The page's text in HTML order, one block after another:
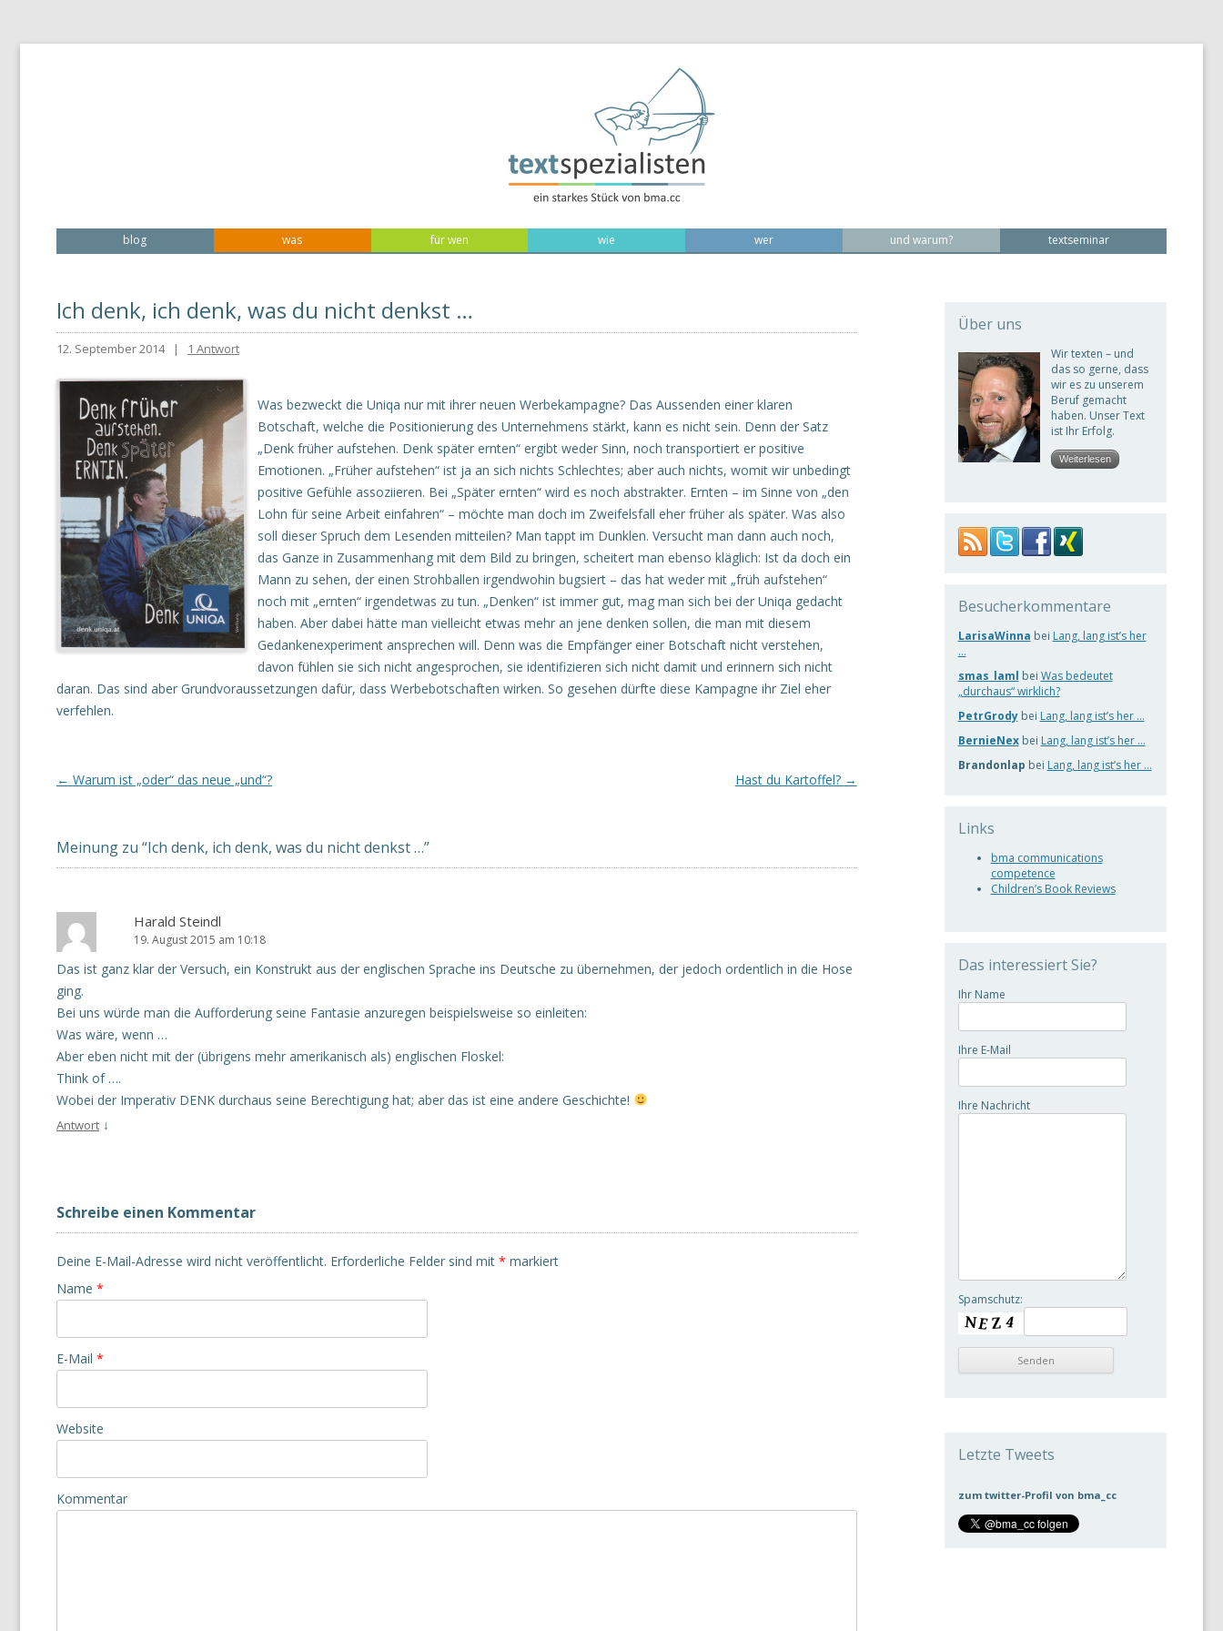
texten.at Zum Inhalt
blog was für wen wie wer und warum? textseminar
Ich denk, ich denk, was du nicht denkst …
12. September 2014| 1 Antwort
Was bezweckt die Uniqa nur mit ihrer neuen Werbekampagne? Das Aussenden einer klaren
Botschaft, welche die Positionierung des Unternehmens stärkt, kann es nicht sein. Denn der Satz
„Denk früher aufstehen. Denk später ernten“ ergibt weder Sinn, noch transportiert er positive
Emotionen. „Früher aufstehen“ ist ja an sich nichts Schlechtes; aber auch nichts, womit wir unbedingt
positive Gefühle assoziieren. Bei „Später ernten“ wird es noch abstrakter. Ernten – im Sinne von „den
Lohn für seine Arbeit einfahren“ – möchte man doch im Zweifelsfall eher früher als später. Was also
soll dieser Spruch dem Lesenden mitteilen? Man tappt im Dunklen. Versucht man dann auch noch,
das Ganze in Zusammenhang mit dem Bild zu bringen, scheitert man ebenso kläglich: Ist da doch ein
Mann zu sehen, der einen Strohballen irgendwohin bugsiert – das hat weder mit „früh aufstehen“
noch mit „ernten“ irgendetwas zu tun. „Denken“ ist immer gut, mag man sich bei der Uniqa gedacht
haben. Aber dabei hätte man vielleicht etwas mehr an jene denken sollen, die man mit diesem
Gedankenexperiment ansprechen will. Denn was die Empfänger einer Botschaft nicht verstehen,
davon fühlen sie sich nicht angesprochen, sie identifizieren sich nicht damit und erinnern sich nicht
daran. Das sind aber Grundvoraussetzungen dafür, dass Werbebotschaften wirken. So gesehen dürfte diese Kampagne ihr Ziel eher
verfehlen.
Post navigation
← Warum ist „oder“ das neue „und“? Hast du Kartoffel? →
Meinung zu “Ich denk, ich denk, was du nicht denkst …”
Harald Steindl
19. August 2015 am 10:18
Das ist ganz klar der Versuch, ein Konstrukt aus der englischen Sprache ins Deutsche zu übernehmen, der jedoch ordentlich in die Hose
ging.
Bei uns würde man die Aufforderung seine Fantasie anzuregen beispielsweise so einleiten:
Was wäre, wenn …
Aber eben nicht mit der (übrigens mehr amerikanisch als) englischen Floskel:
Think of ….
Wobei der Imperativ DENK durchaus seine Berechtigung hat; aber das ist eine andere Geschichte!
Antwort ↓
Schreibe einen Kommentar
Deine E-Mail-Adresse wird nicht veröffentlicht. Erforderliche Felder sind mit * markiert
Name *
E-Mail *
Website
Kommentar
Über uns
Wir texten – und
das so gerne, dass
wir es zu unserem
Beruf gemacht
haben. Unser Text
ist Ihr Erfolg.
Weiterlesen
Besucherkommentare
LarisaWinna bei Lang, lang ist’s her
…
smas_laml bei Was bedeutet
„durchaus“ wirklich?
PetrGrodybei Lang, lang ist’s her …
BernieNexbei Lang, lang ist’s her …
Brandonlap bei Lang, lang ist’s her …
Links
bma communications
competence
Children’s Book Reviews
Das interessiert Sie?
Ihr Name
Ihre E-Mail
Ihre Nachricht
Spamschutz:
Letzte Tweets
zum twitter-Profil von bma_cc